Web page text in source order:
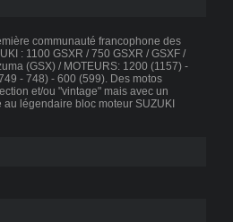
communauté francophone des
: 1100 GSXR / 750 GSXR / GSXF /
(GSX) / MOTEURS: 1200 (1157) -
- 748) - 600 (599). Des motos
et/ou "vintage" mais avec un
légendaire bloc moteur SUZUKI